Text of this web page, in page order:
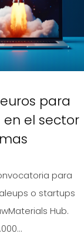
para
el sector
para
o startups
Hub.